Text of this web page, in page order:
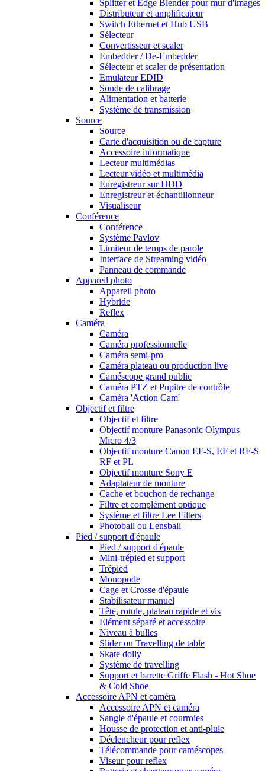
Splitter et Edge Blender pour mur d'images
Distributeur et amplificateur
Switch Ethernet et Hub USB
Sélecteur
Convertisseur et scaler
Embedder / De-Embedder
Sélecteur et scaler de présentation
Emulateur EDID
Sonde de calibrage
Alimentation et batterie
Système de transmission
Source
Source
Carte d'acquisition ou de capture
Accessoire informatique
Lecteur multimédias
Lecteur vidéo et multimédia
Enregistreur sur HDD
Enregistreur et échantillonneur
Visualiseur
Conférence
Conférence
Système Pavlov
Limiteur de temps de parole
Interface de Streaming vidéo
Panneau de commande
Appareil photo
Appareil photo
Hybride
Reflex
Caméra
Caméra
Caméra professionnelle
Caméra semi-pro
Caméra plateau ou production live
Caméscope grand public
Caméra PTZ et Pupitre de contrôle
Caméra 'Action Cam'
Objectif et filtre
Objectif et filtre
Objectif monture Panasonic Olympus
Micro 4/3
Objectif monture Canon EF-S, EF et RF-S
RF et PL
Objectif monture Sony E
Adaptateur de monture
Cache et bouchon de rechange
Filtre et complément optique
Système et filtre Lee Filters
Photoball ou Lensball
Pied / support d'épaule
Pied / support d'épaule
Mini-trépied et support
Trépied
Monopode
Cage et Crosse d'épaule
Stabilisateur manuel
Tête, rotule, plateau rapide et vis
Elément séparé et accessoire
Niveau à bulles
Slider ou Travelling de table
Skate dolly
Système de travelling
Support et barette Griffe Flash - Hot Shoe
& Cold Shoe
Accessoire APN et caméra
Accessoire APN et caméra
Sangle d'épaule et courroies
Housse de protection et anti-pluie
Déclencheur pour reflex
Télécommande pour caméscopes
Viseur pour reflex